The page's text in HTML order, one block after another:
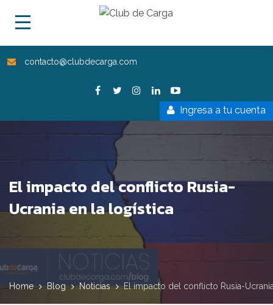
contacto@clubdecarga.com
Ingresa a tu cuenta
El impacto del conflicto Rusia-
Ucrania en la logística
Home Blog Noticias El impacto del conflicto Rusia-